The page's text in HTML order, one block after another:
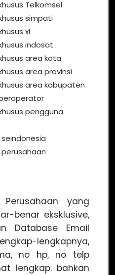
Telkomsel
simpati
xl
indosat
area kota
area provinsi
area kabupaten
pengguna
yang
benar eksklusive,
Database Email
lengkapnya,
no hp, no telp
lengkap. bahkan